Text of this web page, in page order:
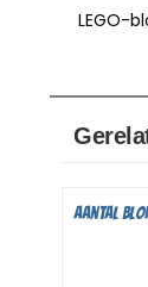
LEGO-
Aantal